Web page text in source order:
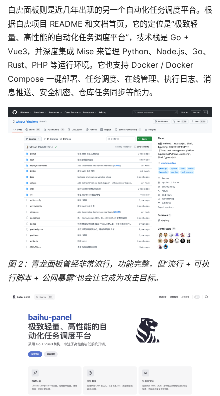
白虎面板则是近几年出现的另一个自动化任务调度平台。根
据白虎项目 README 和文档首页，它的定位是“极致轻
量、高性能的自动化任务调度平台”，技术栈是 Go +
Vue3，并深度集成 Mise 来管理 Python、Node.js、Go、
Rust、PHP 等运行环境。它也支持 Docker / Docker
Compose 一键部署、任务调度、在线管理、执行日志、消
息推送、安全机密、仓库任务同步等能力。
图 2：青龙面板曾经非常流行，功能完整，但“流行 + 可执
行脚本 + 公网暴露”也会让它成为攻击目标。